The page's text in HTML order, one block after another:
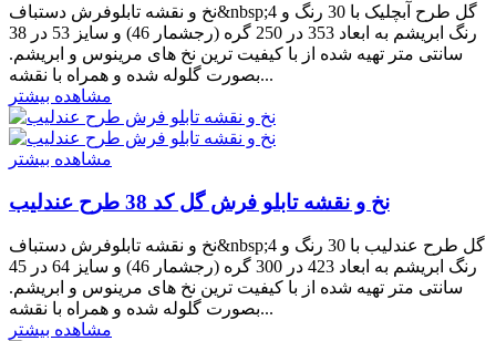
نخ و نقشه تابلوفرش دستباف&nbsp;گل طرح آبچلیک با 30 رنگ و 4
رنگ ابریشم به ابعاد 353 در 250 گره (رجشمار 46) و سایز 53 در 38
سانتی متر تهیه شده از با کیفیت ترین نخ های مرینوس و ابریشم.
بصورت گلوله شده و همراه با نقشه...
مشاهده بیشتر
مشاهده بیشتر
نخ و نقشه تابلو فرش گل کد 38 طرح عندلیب
نخ و نقشه تابلوفرش دستباف&nbsp;گل طرح عندلیب با 30 رنگ و 4
رنگ ابریشم به ابعاد 423 در 300 گره (رجشمار 46) و سایز 64 در 45
سانتی متر تهیه شده از با کیفیت ترین نخ های مرینوس و ابریشم.
بصورت گلوله شده و همراه با نقشه...
مشاهده بیشتر